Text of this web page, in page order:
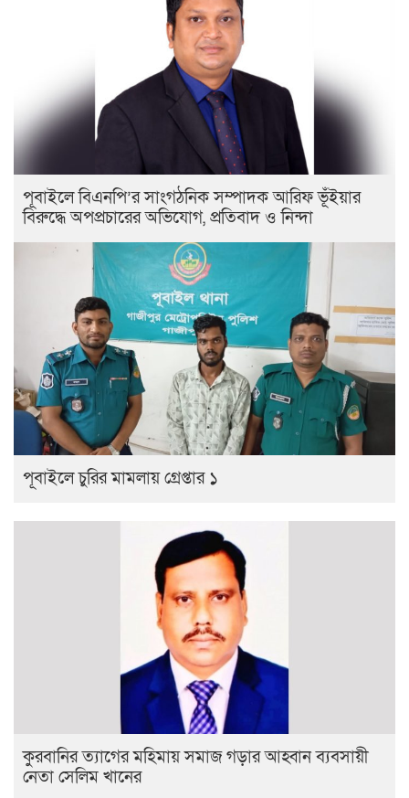
পূবাইলে বিএনপি’র সাংগঠনিক সম্পাদক আরিফ ভূঁইয়ার
বিরুদ্ধে অপপ্রচারের অভিযোগ, প্রতিবাদ ও নিন্দা
পূবাইলে চুরির মামলায় গ্রেপ্তার ১
কুরবানির ত্যাগের মহিমায় সমাজ গড়ার আহ্বান ব্যবসায়ী
নেতা সেলিম খানের